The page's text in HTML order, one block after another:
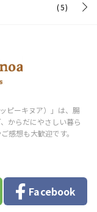
(5)
Facebook